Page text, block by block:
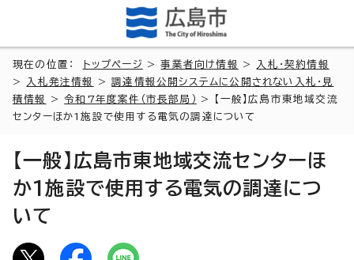
現在の位置： トップページ >事業者向け情報 >
入札・契約情報
>
入札発注情報 >調達情報公開システムに公開されない入札・見
積情報
>令和7年度案件（市長部局）
> 【一般】広島市東地域交流
センターほか1施設で使用する電気の調達について
【一般】広島市東地域交流センターほ
か1施設で使用する電気の調達につ
いて